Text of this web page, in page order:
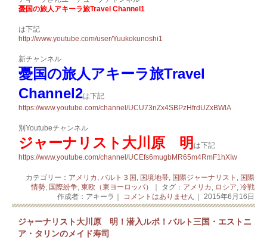
憂国の旅人アキーラ旅Travel Channel1
は下記
http://www.youtube.com/user/Yuukokunoshi1
新チャンネル
憂国の旅人アキーラ旅Travel
Channel2は下記
https://www.youtube.com/channel/UCU73nZx4SBPzHfrdUZxBWlA
別Youtubeチャンネル
ジャーナリスト大川原 明 は下記
https://www.youtube.com/channel/UCEfs6mugbMR65m4RmF1hXIw
カテゴリー： アメリカ , バルト３国 , 国境地帯, 国際ジャーナリスト , 国際
情勢, 国際紛争, 東欧（東ヨーロッパ） ｜ タグ： アメリカ , ロシア, 冷戦
作成者：アキーラ｜ コメントはありません ｜ 2015年6月16日
ジャーナリスト大川原 明！潜入ルポ！バルト三国・エストニ
ア・タリンのメイド寿司